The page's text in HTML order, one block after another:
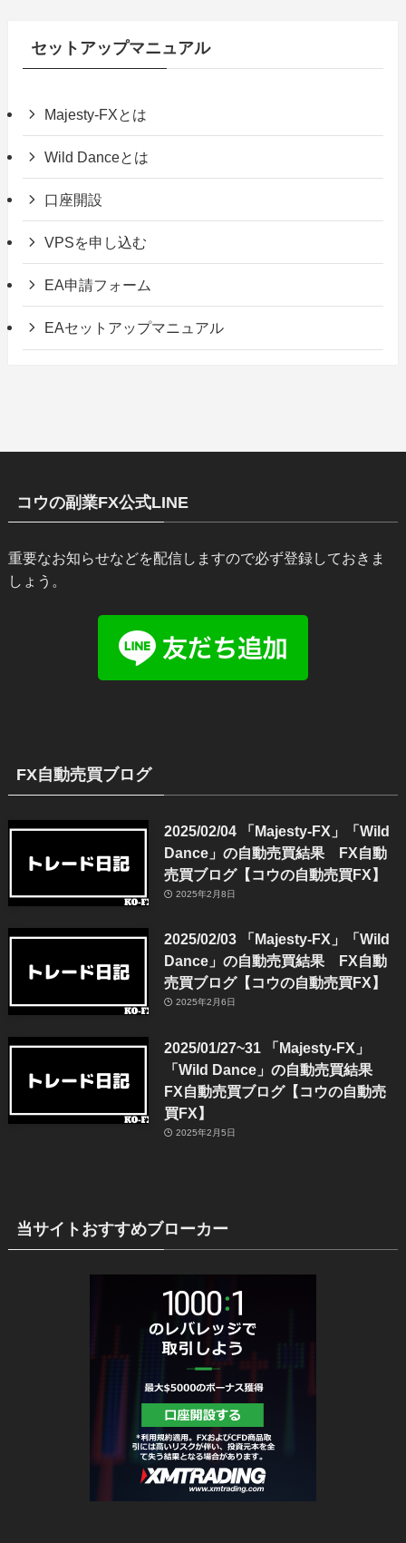
セットアップマニュアル
Majesty-FXとは
Wild Danceとは
口座開設
VPSを申し込む
EA申請フォーム
EAセットアップマニュアル
コウの副業FX公式LINE
重要なお知らせなどを配信しますので必ず登録しておきま
しょう。
FX自動売買ブログ
2025/02/04 「Majesty-FX」「Wild
Dance」の自動売買結果 FX自動
売買ブログ【コウの自動売買FX】
2025年2月8日
2025/02/03 「Majesty-FX」「Wild
Dance」の自動売買結果 FX自動
売買ブログ【コウの自動売買FX】
2025年2月6日
2025/01/27~31 「Majesty-FX」
「Wild Dance」の自動売買結果
FX自動売買ブログ【コウの自動売
買FX】
2025年2月5日
当サイトおすすめブローカー